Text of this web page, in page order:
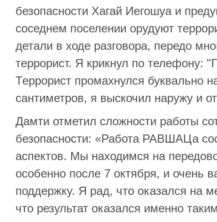
безопасности Хагай Иегошуа и
соседнем поселении орудуют
детали в ходе разговора, передо
террорист. Я крикнул по телефону:
Террорист промахнулся буквально
сантиметров, я выскочил наружу и
Дамти отметил сложности работы
безопасности: «Работа РАВШАЦа
аспектов. Мы находимся на
особенно после 7 октября, и очень
поддержку. Я рад, что оказался на
что результат оказался именно